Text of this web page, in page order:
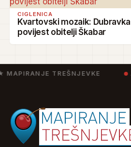
CIGLENICA
Kvartovski mozaik:
povijest obitelji Škabar
MAPIRANJE TREŠNJEVKE